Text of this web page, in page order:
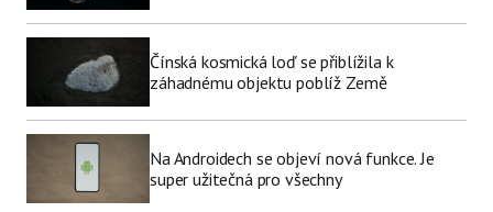
Čínská kosmická loď se přiblížila k
záhadnému objektu poblíž Země
Na Androidech se objeví nová funkce. Je
super užitečná pro všechny